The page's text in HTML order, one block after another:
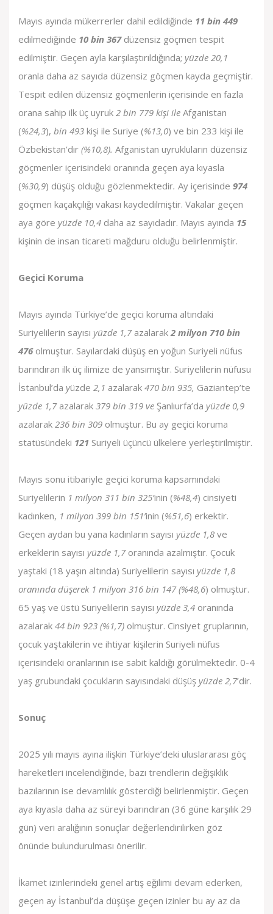
Mayıs ayında mükerrerler dahil edildiğinde 11 bin 449
edilmediğinde 10 bin 367 düzensiz göçmen tespit
edilmiştir. Geçen ayla karşılaştırıldığında; yüzde 20,1
oranla daha az sayıda düzensiz göçmen kayda geçmiştir.
Tespit edilen düzensiz göçmenlerin içerisinde en fazla
orana sahip ilk üç uyruk 2 bin 779 kişi ile Afganistan
(%24,3), bin 493 kişi ile Suriye (%13,0) ve bin 233 kişi ile
Özbekistan’dır (%10,8). Afganistan uyrukluların düzensiz
göçmenler içerisindeki oranında geçen aya kıyasla
(%30,9) düşüş olduğu gözlenmektedir. Ay içerisinde 974
göçmen kaçakçılığı vakası kaydedilmiştir. Vakalar geçen
aya göre yüzde 10,4 daha az sayıdadır. Mayıs ayında 15
kişinin de insan ticareti mağduru olduğu belirlenmiştir.
Geçici Koruma
Mayıs ayında Türkiye’de geçici koruma altındaki
Suriyelilerin sayısı yüzde 1,7 azalarak2 milyon 710 bin
476 olmuştur. Sayılardaki düşüş en yoğun Suriyeli nüfus
barındıran ilk üç ilimize de yansımıştır. Suriyelilerin nüfusu
İstanbul’da yüzde 2,1 azalarak 470 bin 935, Gaziantep’te
yüzde 1,7azalarak 379 bin 319 ve Şanlıurfa’da yüzde 0,9
azalarak 236 bin 309 olmuştur. Bu ay geçici koruma
statüsündeki 121 Suriyeli üçüncü ülkelere yerleştirilmiştir.
Mayıs sonu itibariyle geçici koruma kapsamındaki
Suriyelilerin 1 milyon 311 bin 325’inin (%48,4) cinsiyeti
kadınken, 1 milyon 399 bin 151’inin (%51,6) erkektir.
Geçen aydan bu yana kadınların sayısı yüzde 1,8 ve
erkeklerin sayısı yüzde 1,7oranında azalmıştır. Çocuk
yaştaki (18 yaşın altında) Suriyelilerin sayısı yüzde 1,8
oranında düşerek 1 milyon 316 bin 147 (%48,6) olmuştur.
65 yaş ve üstü Suriyelilerin sayısı yüzde 3,4 oranında
azalarak 44 bin 923 (%1,7) olmuştur. Cinsiyet gruplarının,
çocuk yaştakilerin ve ihtiyar kişilerin Suriyeli nüfus
içerisindeki oranlarının ise sabit kaldığı görülmektedir. 0-4
yaş grubundaki çocukların sayısındaki düşüş yüzde 2,7’dir.
Sonuç
2025 yılı mayıs ayına ilişkin Türkiye’deki uluslararası göç
hareketleri incelendiğinde, bazı trendlerin değişiklik
bazılarının ise devamlılık gösterdiği belirlenmiştir. Geçen
aya kıyasla daha az süreyi barındıran (36 güne karşılık 29
gün) veri aralığının sonuçlar değerlendirilirken göz
önünde bulundurulması önerilir.
İkamet izinlerindeki genel artış eğilimi devam ederken,
geçen ay İstanbul’da düşüşe geçen izinler bu ay az da